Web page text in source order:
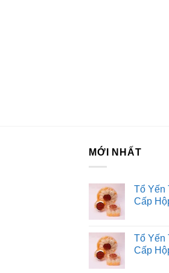
MỚI NHẤT
Tổ Yến
Cấp
Tổ Yến
Cấp